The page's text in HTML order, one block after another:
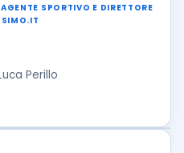
SPORTIVO E DIRETTORE
Perillo